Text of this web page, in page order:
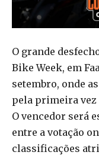
O grande
Bike Week, em
setembro, onde
pela primeira
O vencedor será
entre a votação
classificações